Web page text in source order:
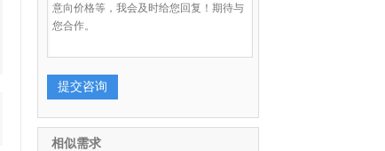
相似需求